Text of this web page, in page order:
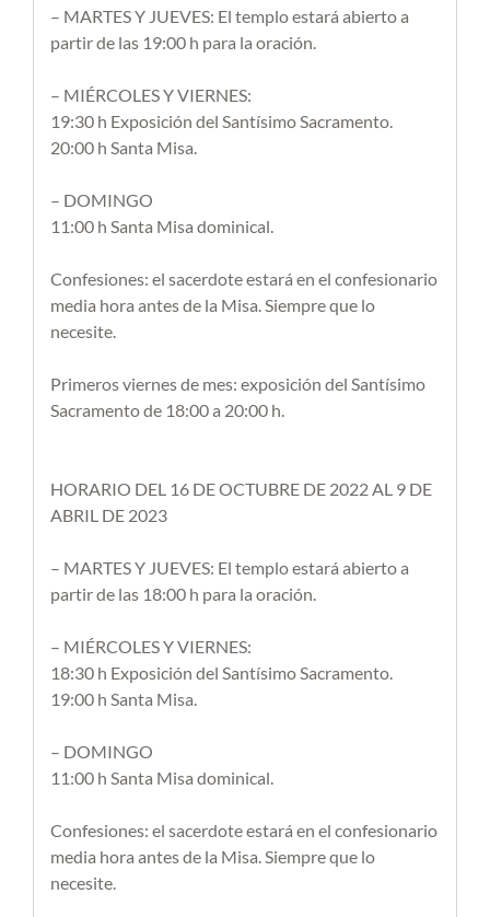
– MARTES Y JUEVES: El templo estará abierto a
partir de las 19:00 h para la oración.
– MIÉRCOLES Y VIERNES:
19:30 h Exposición del Santísimo Sacramento.
20:00 h Santa Misa.
– DOMINGO
11:00 h Santa Misa dominical.
Confesiones: el sacerdote estará en el confesionario
media hora antes de la Misa. Siempre que lo
necesite.
Primeros viernes de mes: exposición del Santísimo
Sacramento de 18:00 a 20:00 h.
HORARIO DEL 16 DE OCTUBRE DE 2022 AL 9 DE
ABRIL DE 2023
– MARTES Y JUEVES: El templo estará abierto a
partir de las 18:00 h para la oración.
– MIÉRCOLES Y VIERNES:
18:30 h Exposición del Santísimo Sacramento.
19:00 h Santa Misa.
– DOMINGO
11:00 h Santa Misa dominical.
Confesiones: el sacerdote estará en el confesionario
media hora antes de la Misa. Siempre que lo
necesite.